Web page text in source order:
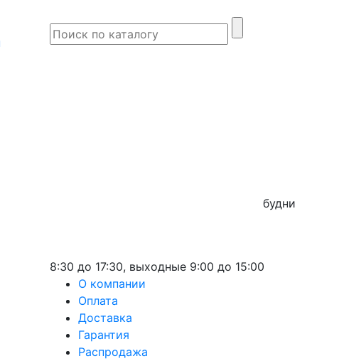
будни
8:30 до 17:30, выходные 9:00 до 15:00
О компании
Оплата
Доставка
Гарантия
Распродажа